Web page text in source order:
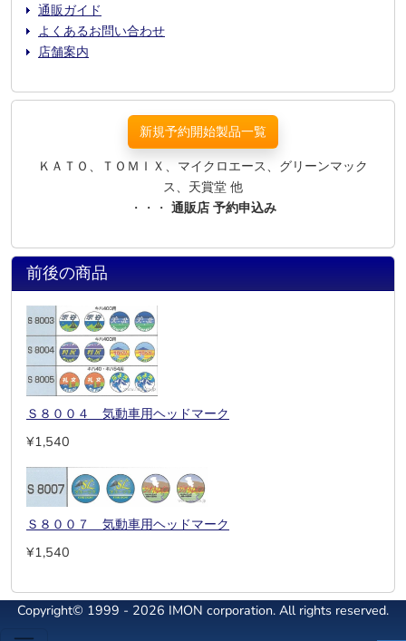
通販ガイド
よくあるお問い合わせ
店舗案内
新規予約開始製品一覧
ＫＡＴＯ、ＴＯＭＩＸ、マイクロエース、グリーンマック
ス、天賞堂 他
・・・ 通販店 予約申込み
前後の商品
Ｓ８００４ 気動車用ヘッドマーク
¥1,540
Ｓ８００７ 気動車用ヘッドマーク
¥1,540
Copyright© 1999 - 2026 IMON corporation. All rights reserved.